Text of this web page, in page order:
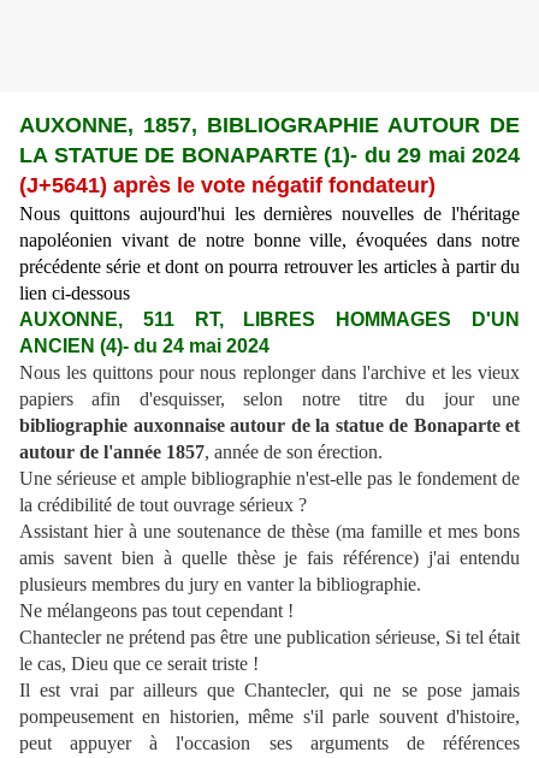
AUXONNE, 1857, BIBLIOGRAPHIE AUTOUR DE
LA STATUE DE BONAPARTE(1)- du 29 mai 2024
(J+5641) après le vote négatif fondateur)
Nous quittons aujourd'hui les dernières nouvelles de l'héritage
napoléonien vivant de notre bonne ville, évoquées dans notre
précédente série et dont on pourra retrouver les articles à partir du
lien ci-dessous
AUXONNE, 511 RT, LIBRES HOMMAGES D'UN
ANCIEN (4)- du 24 mai 2024
Nous les quittons pour nous replonger dans l'archive et les vieux
papiers afin d'esquisser, selon notre titre du jour une
bibliographie auxonnaise autour de la statue de Bonaparte et
autour de l'année 1857, année de son érection.
Une sérieuse et ample bibliographie n'est-elle pas le fondement de
la crédibilité de tout ouvrage sérieux ?
Assistant hier à une soutenance de thèse (ma famille et mes bons
amis savent bien à quelle thèse je fais référence) j'ai entendu
plusieurs membres du jury en vanter la bibliographie.
Ne mélangeons pas tout cependant !
Chantecler ne prétend pas être une publication sérieuse, Si tel était
le cas, Dieu que ce serait triste !
Il est vrai par ailleurs que Chantecler, qui ne se pose jamais
pompeusement en historien, même s'il parle souvent d'histoire,
peut appuyer à l'occasion ses arguments de références